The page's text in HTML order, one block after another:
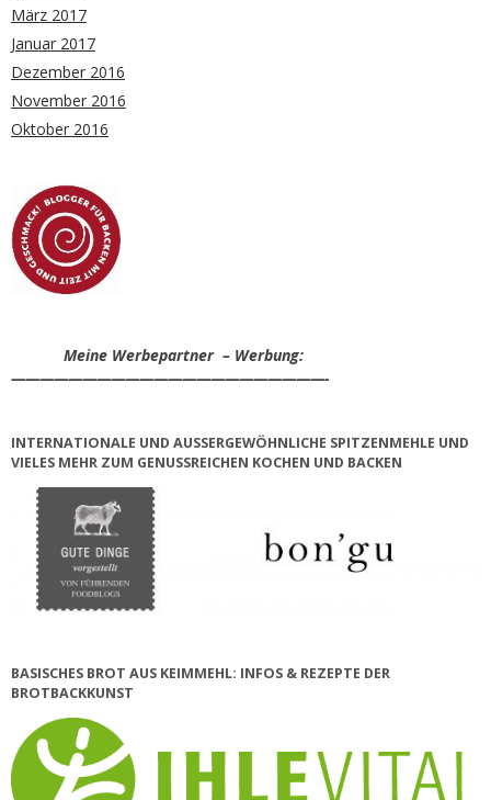
März 2017
Januar 2017
Dezember 2016
November 2016
Oktober 2016
Meine Werbepartner – Werbung:
——————————————————————-
INTERNATIONALE UND AUSSERGEWÖHNLICHE SPITZENMEHLE UND V
IELES MEHR ZUM GENUSSREICHEN KOCHEN UND BACKEN
BASISCHES BROT AUS KEIMMEHL: INFOS & REZEPTE DER
BROTBACKKUNST